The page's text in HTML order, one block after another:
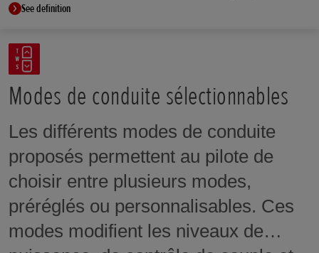
de la gamme.
See definition
Modes de conduite sélectionnables
Les différents modes de conduite
proposés permettent au pilote de
choisir entre plusieurs modes,
préréglés ou personnalisables. Ces
modes modifient les niveaux de